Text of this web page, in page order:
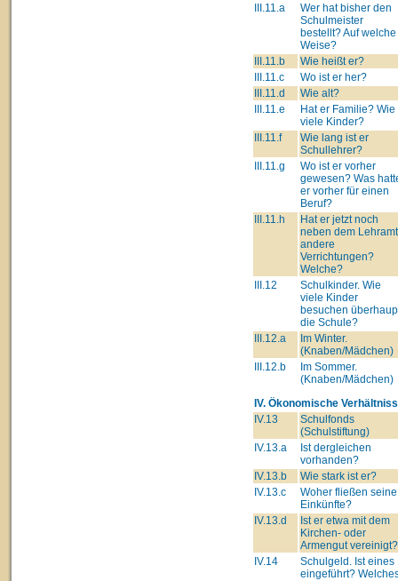
III.11.a
Wer hat bisher den
Schulmeister
bestellt? Auf welche
Weise?
III.11.b
Wie heißt er?
III.11.c
Wo ist er her?
III.11.d
Wie alt?
III.11.e
Hat er Familie? Wie
viele Kinder?
III.11.f
Wie lang ist er
Schullehrer?
III.11.g
Wo ist er vorher
gewesen? Was
er vorher für einen
Beruf?
III.11.h
Hat er jetzt noch
neben dem
andere
Verrichtungen?
Welche?
III.12
Schulkinder. Wie
viele Kinder
besuchen
die Schule?
III.12.a
Im Winter.
(Knaben/Mädchen)
III.12.b
Im Sommer.
(Knaben/Mädchen)
IV. Ökonomische
IV.13
Schulfonds
(Schulstiftung)
IV.13.a
Ist dergleichen
vorhanden?
IV.13.b
Wie stark ist er?
IV.13.c
Woher fließen seine
Einkünfte?
IV.13.d
Ist er etwa mit dem
Kirchen- oder
Armengut vereinigt?
IV.14
Schulgeld. Ist eines
eingeführt?